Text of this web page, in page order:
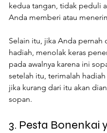
kedua tangan, tidak peduli
Anda memberi atau
Selain itu, jika Anda pernah
hadiah, menolak keras
pada awalnya karena ini
setelah itu, terimalah hadiah
jika kurang dari itu akan
sopan.
3. Pesta Bonenkai